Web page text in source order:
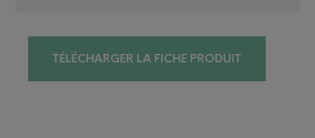
TÉLÉCHARGER LA FICHE PRODUIT